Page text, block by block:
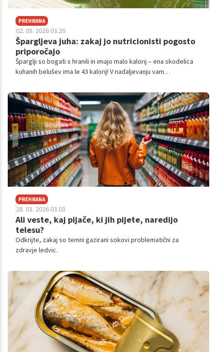
PREHRANA
02. 05. 2026 03.26
Špargljeva juha: zakaj jo nutricionisti pogosto
priporočajo
Šparglji so bogati s hranili in imajo malo kalorij – ena skodelica
kuhanih belušev ima le 43 kalorij! V nadaljevanju vam
portalu miss7zdrava.
PREHRANA
28. 03. 2026 03.03
Ali veste, kaj pijače, ki jih pijete, naredijo
telesu?
Odkrijte, zakaj so temni gazirani sokovi problematični za
zdravje ledvic.